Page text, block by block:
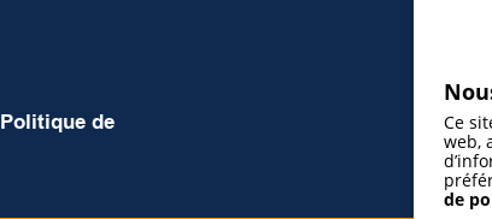
Politique de
Ce
web,
de